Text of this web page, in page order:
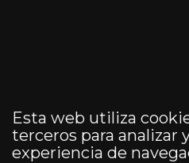
Esta web utiliza
terceros para analizar
experiencia de